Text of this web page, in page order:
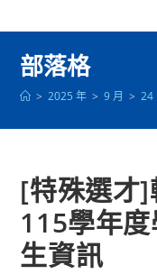
部落格
> 2025 年 > 9 月 > 24
[特殊選才
115學年
生資訊